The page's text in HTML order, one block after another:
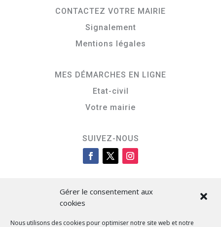
Gérer le consentement aux
cookies
Nous utilisons des cookies pour optimiser notre site web et notre
CONTACTEZ VOTRE MAIRIE
Signalement
Mentions légales
MES DÉMARCHES EN LIGNE
Etat-civil
Votre mairie
SUIVEZ-NOUS